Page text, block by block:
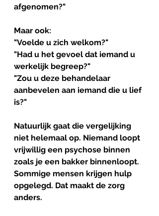
afgenomen?"
Maar ook:
"Voelde u zich welkom?"
"Had u het gevoel dat iemand u
werkelijk begreep?"
"Zou u deze behandelaar
aanbevelen aan iemand die u lief
is?"
Natuurlijk gaat die vergelijking
niet helemaal op. Niemand loopt
vrijwillig een psychose binnen
zoals je een bakker binnenloopt.
Sommige mensen krijgen hulp
opgelegd. Dat maakt de zorg
anders.